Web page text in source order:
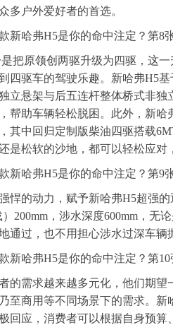
多户外爱好者的首选。
把原领创两驱升级为四驱，这
四驱车的驾驶乐趣。新哈弗H5
立悬架与后五连杆整体桥式非
帮助车辆轻松脱困。此外，新哈
其中回归定制版柴油四驱搭载
是松软的沙地，都可以轻松应对
悍的动力，赋予新哈弗H5超强
200mm，涉水深度600mm，无
通过，也不用担心涉水过深车辆
的需求越来越多元化，他们期望
至商用等不同场景下的需求。
回应，消费者可以根据自身预